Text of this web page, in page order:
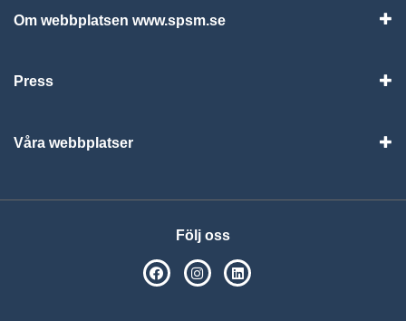
Om webbplatsen www.spsm.se
Press
Våra webbplatser
Följ oss
SPSM på Facebook
SPSM på Instagram